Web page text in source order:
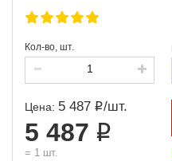
Кол-во, шт.
Цена: 5 487 /шт.
5 487
= 1 шт.